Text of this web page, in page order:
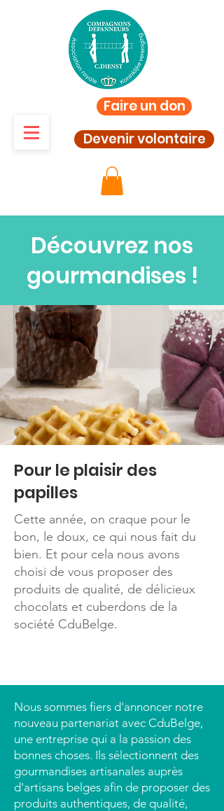
Faire un don
Devenir volontaire
Découvrez nos
gourmandises !
Pour le plaisir des
papilles
Cette année, on craque pour le
bon, le doux, ce qui nous fait du
bien. Et pour cela nous avons
choisi de vous proposer des
produits de qualité, de délicieux
chocolats et cuberdons de la
société CduBelge.
Nous sommes fiers d'annoncer notre
nouveau partenariat avec CduBelge,
une entreprise qui a la passion des
bonnes choses. Ils sélectionnent des
gourmandises artisanales auprès
d'artisans belges afin de proposer des
produits authentiques, de qualité,